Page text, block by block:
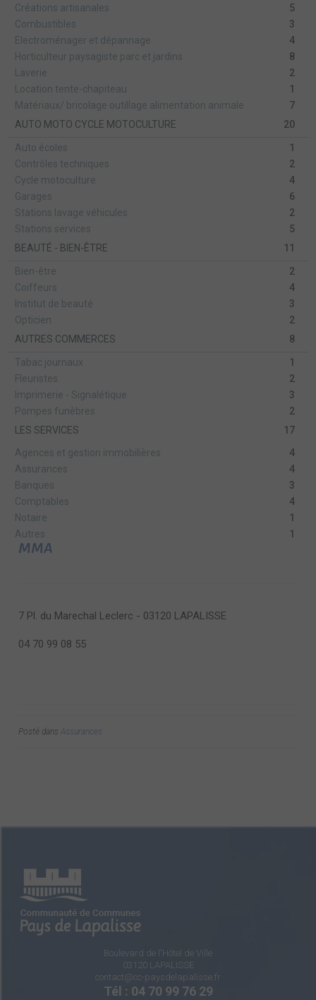
Créations artisanales
5
Combustibles
3
Electroménager et dépannage
4
Horticulteur paysagiste parc et jardins
8
Laverie
2
Location tente-chapiteau
1
Matériaux/ bricolage outillage alimentation animale
7
AUTO MOTO CYCLE MOTOCULTURE
20
Auto écoles
1
Contrôles techniques
2
Cycle motoculture
4
Garages
6
Stations lavage véhicules
2
Stations services
5
BEAUTÉ - BIEN-ÊTRE
11
Bien-être
2
Coiffeurs
4
Institut de beauté
3
Opticien
2
AUTRES COMMERCES
8
Tabac journaux
1
Fleuristes
2
Imprimerie - Signalétique
3
Pompes funèbres
2
LES SERVICES
17
Agences et gestion immobilières
4
Assurances
4
Banques
3
Comptables
4
Notaire
1
Autres
1
MMA
7 Pl. du Marechal Leclerc - 03120 LAPALISSE
04 70 99 08 55
Posté dansAssurances
Boulevard de l'Hôtel de Ville
03120 LAPALISSE
contact@cc-paysdelapalisse.fr
Tél : 04 70 99 76 29